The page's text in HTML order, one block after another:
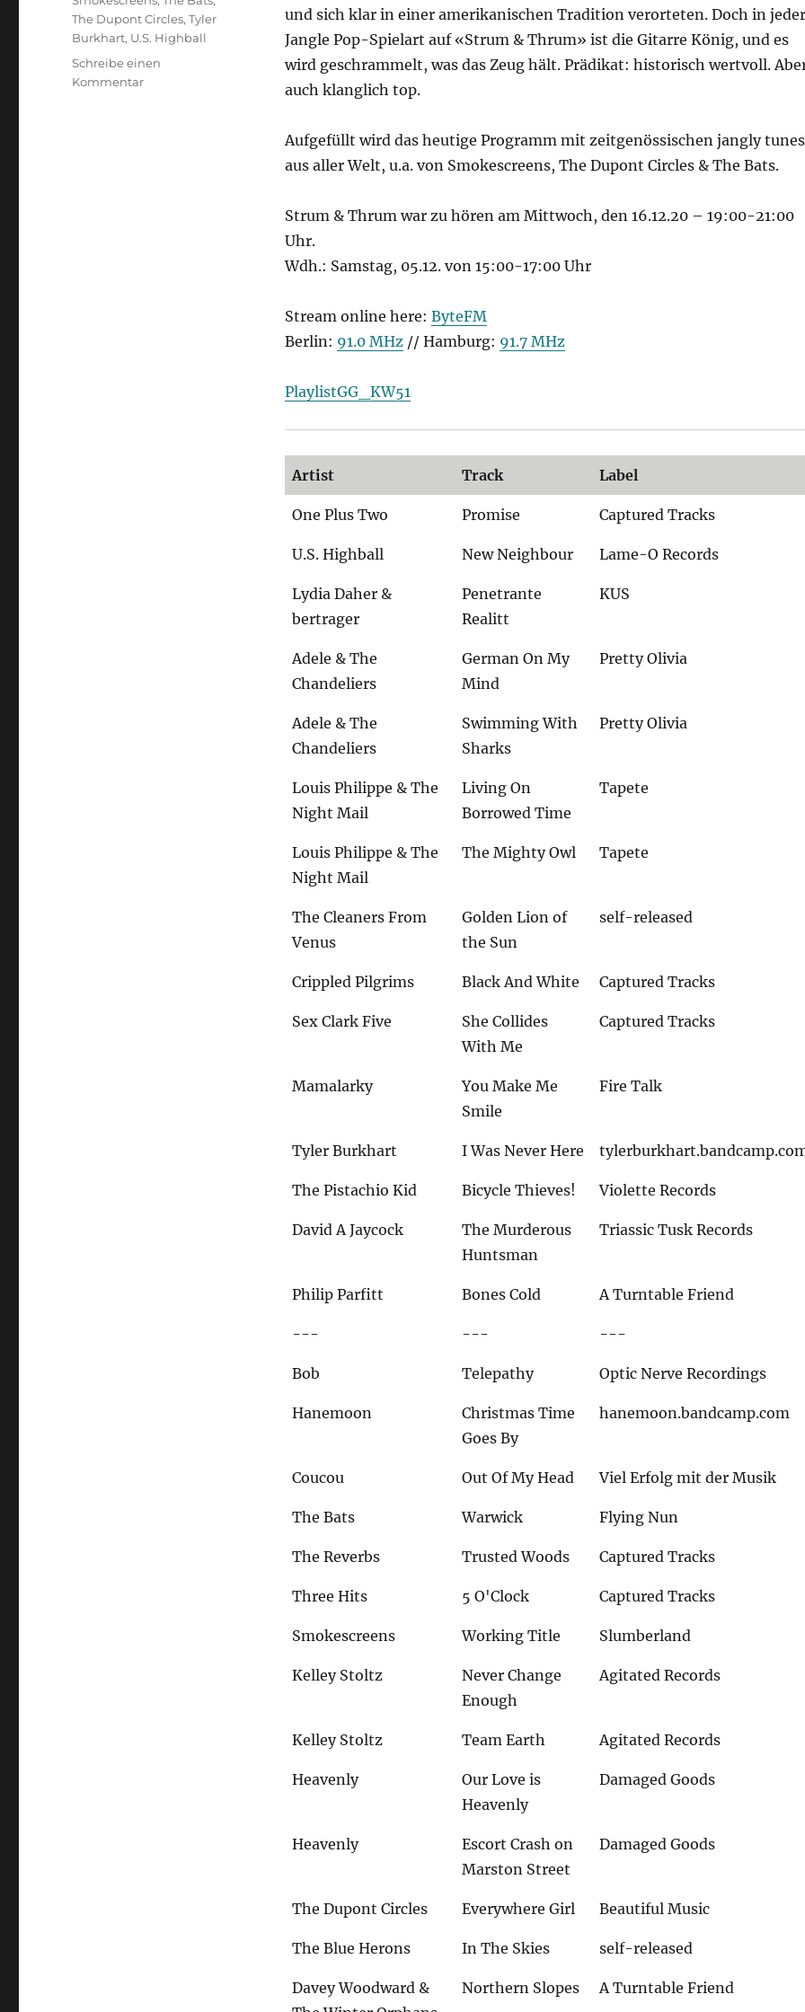
und sich klar in einer amerikanischen Tradition verorteten. Doch in jeder
Jangle Pop-Spielart auf «Strum & Thrum» ist die Gitarre König, und es
wird geschrammelt, was das Zeug hält. Prädikat: historisch wertvoll.
auch klanglich top.
Aufgefüllt wird das heutige Programm mit zeitgenössischen jangly tunes
aus aller Welt, u.a. von Smokescreens, The Dupont Circles & The Bats.
Strum & Thrum war zu hören am Mittwoch, den 16.12.20 – 19:00-21:00
Uhr.
Wdh.: Samstag, 05.12. von 15:00-17:00 Uhr
Stream online here: ByteFM
Berlin: 91.0 MHz// Hamburg: 91.7 MHz
PlaylistGG_KW51
Artist Track Label
One Plus Two Promise Captured Tracks
U.S. Highball New Neighbour Lame-O Records
Lydia Daher &
bertrager
Penetrante
Realitt
KUS
Adele & The
Chandeliers
German On My
Mind
Pretty Olivia
Adele & The
Chandeliers
Swimming With
Sharks
Pretty Olivia
Louis Philippe & The
Night Mail
Living On
Borrowed Time
Tapete
Louis Philippe & The
Night Mail
The Mighty Owl Tapete
The Cleaners From
Venus
Golden Lion of
the Sun
self-released
Crippled Pilgrims Black And White Captured Tracks
Sex Clark Five
She Collides
With Me
Captured Tracks
Mamalarky
You Make Me
Smile
Fire Talk
Tyler Burkhart I Was Never Here
The Pistachio Kid Bicycle Thieves! Violette Records
David A Jaycock
The Murderous
Huntsman
Triassic Tusk Records
Philip Parfitt Bones Cold A Turntable Friend
--- --- ---
Bob Telepathy Optic Nerve Recordings
Hanemoon
Christmas Time
Goes By
hanemoon.bandcamp.com
Coucou Out Of My Head Viel Erfolg mit der Musik
The Bats Warwick Flying Nun
The Reverbs Trusted Woods Captured Tracks
Three Hits 5 O'Clock Captured Tracks
Smokescreens Working Title Slumberland
Kelley Stoltz
Never Change
Enough
Agitated Records
Kelley Stoltz Team Earth Agitated Records
Heavenly
Our Love is
Heavenly
Damaged Goods
Heavenly
Escort Crash on
Marston Street
Damaged Goods
The Dupont Circles Everywhere Girl Beautiful Music
The Blue Herons In The Skies self-released
Davey Woodward &
Northern Slopes A Turntable Friend
The Dupont Circles,Tyler
Burkhart, U.S. Highball
Schreibe einen
Kommentarzu